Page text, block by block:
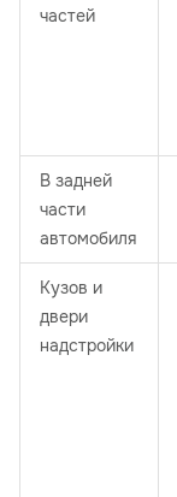
частей
В задней
части
автомобиля
Кузов и
двери
надстройки